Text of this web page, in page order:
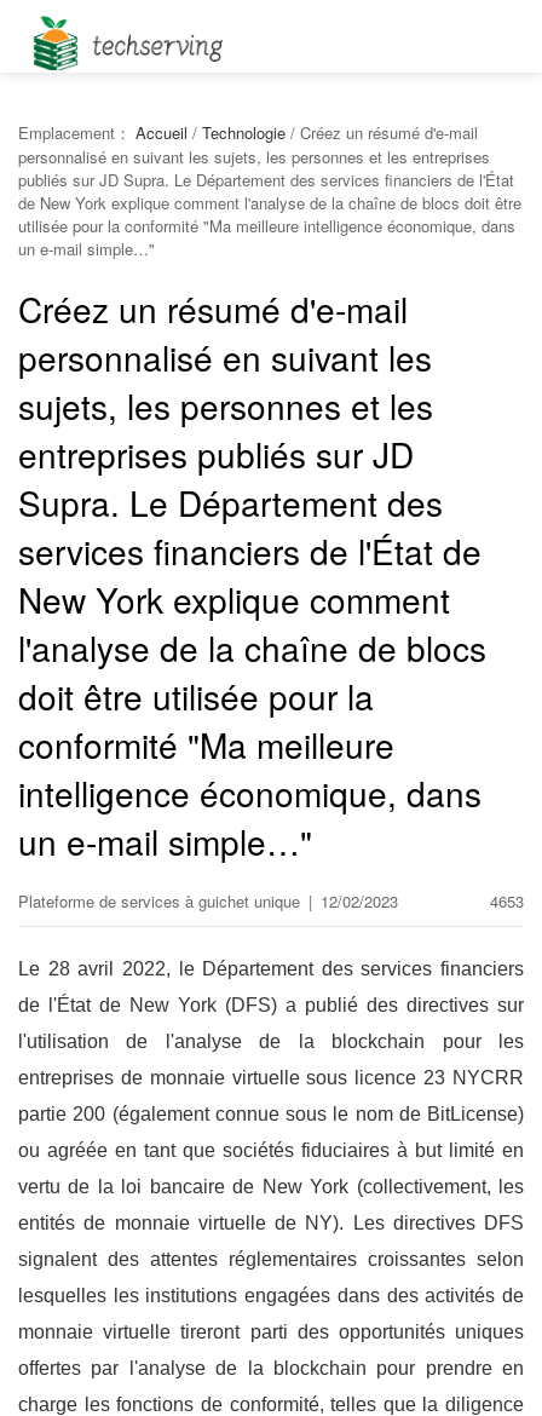
Emplacement： Accueil / Technologie / Créez un résumé d'e-mail
personnalisé en suivant les sujets, les personnes et les entreprises
publiés sur JD Supra. Le Département des services financiers de l'État
de New York explique comment l'analyse de la chaîne de blocs doit être
utilisée pour la conformité "Ma meilleure intelligence économique, dans
un e-mail simple…"
Créez un résumé d'e-mail
personnalisé en suivant les
sujets, les personnes et les
entreprises publiés sur JD
Supra. Le Département des
services financiers de l'État de
New York explique comment
l'analyse de la chaîne de blocs
doit être utilisée pour la
conformité "Ma meilleure
intelligence économique, dans
un e-mail simple…"
Plateforme de services à guichet unique | 12/02/2023 4653
Le 28 avril 2022, le Département des services financiers
de l'État de New York (DFS) a publié des directives sur
l'utilisation de l'analyse de la blockchain pour les
entreprises de monnaie virtuelle sous licence 23 NYCRR
partie 200 (également connue sous le nom de BitLicense)
ou agréée en tant que sociétés fiduciaires à but limité en
vertu de la loi bancaire de New York (collectivement, les
entités de monnaie virtuelle de NY). Les directives DFS
signalent des attentes réglementaires croissantes selon
lesquelles les institutions engagées dans des activités de
monnaie virtuelle tireront parti des opportunités uniques
offertes par l'analyse de la blockchain pour prendre en
charge les fonctions de conformité, telles que la diligence